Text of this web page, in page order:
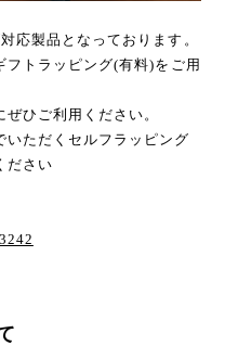
応製品となっております。
トラッピング(有料)をご用
ひご利用ください。
ただくセルフラッピング
ださい